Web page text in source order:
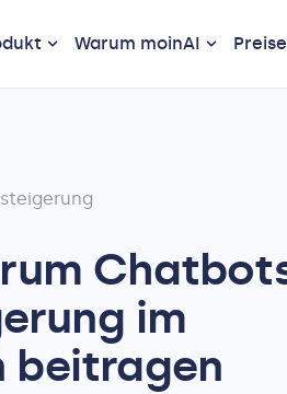
Warum moinAI Preise
im
beitragen